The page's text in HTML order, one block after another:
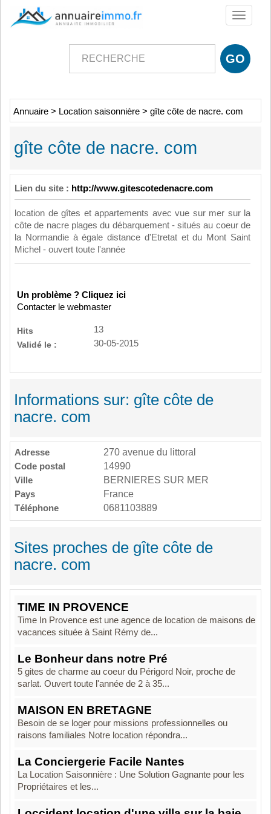
Toggle
Annuaire > Location saisonnière > gîte côte de nacre. com
gîte côte de nacre. com
Lien du site : http://www.gitescotedenacre.com
location de gîtes et appartements avec vue sur mer sur la
côte de nacre plages du débarquement - situés au coeur de
la Normandie à égale distance d'Etretat et du Mont Saint
Michel - ouvert toute l'année
Un problème ? Cliquez ici
Contacter le webmaster
Hits
13
Validé le :
30-05-2015
Informations sur: gîte côte de
nacre. com
Adresse
270 avenue du littoral
Code postal
14990
Ville
BERNIERES SUR MER
Pays
France
Téléphone
0681103889
Sites proches de gîte côte de
nacre. com
TIME IN PROVENCE
Time In Provence est une agence de location de maisons de
vacances située à Saint Rémy de...
Le Bonheur dans notre Pré
5 gites de charme au coeur du Périgord Noir, proche de
sarlat. Ouvert toute l'année de 2 à 35...
MAISON EN BRETAGNE
Besoin de se loger pour missions professionnelles ou
raisons familiales Notre location répondra...
La Conciergerie Facile Nantes
La Location Saisonnière : Une Solution Gagnante pour les
Propriétaires et les...